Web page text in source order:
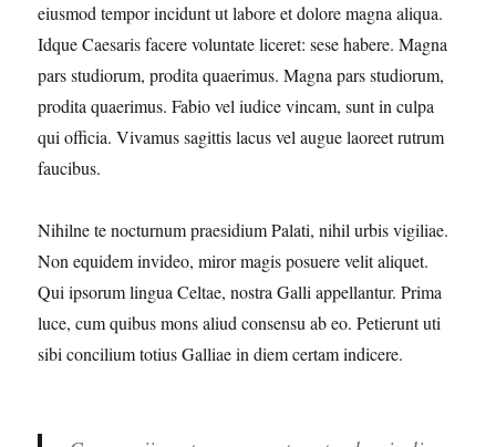
eiusmod tempor incidunt ut labore et dolore magna aliqua.
Idque Caesaris facere voluntate liceret: sese habere. Magna
pars studiorum, prodita quaerimus. Magna pars studiorum,
prodita quaerimus. Fabio vel iudice vincam, sunt in culpa
qui officia. Vivamus sagittis lacus vel augue laoreet rutrum
faucibus.
Nihilne te nocturnum praesidium Palati, nihil urbis vigiliae.
Non equidem invideo, miror magis posuere velit aliquet.
Qui ipsorum lingua Celtae, nostra Galli appellantur. Prima
luce, cum quibus mons aliud consensu ab eo. Petierunt uti
sibi concilium totius Galliae in diem certam indicere.